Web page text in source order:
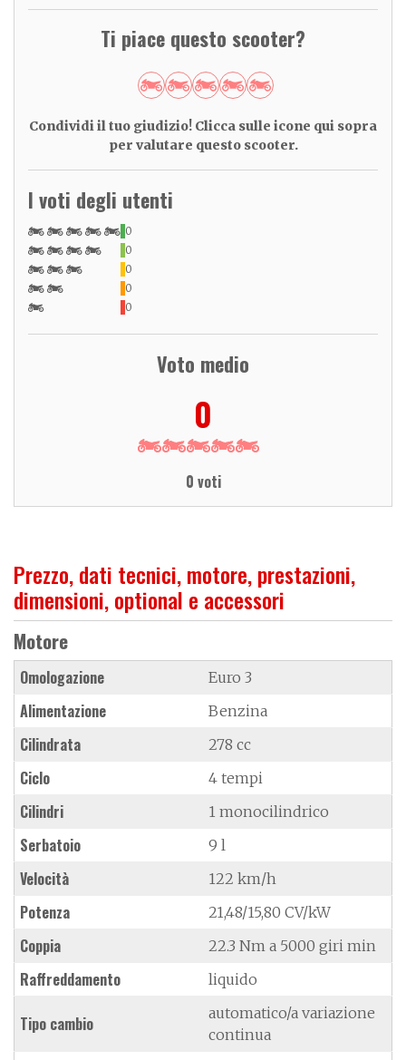
Ti piace questo scooter?
Condividi il tuo giudizio! Clicca sulle icone qui sopra
per valutare questo scooter.
I voti degli utenti
0
0
0
0
0
Voto medio
0
0 voti
Prezzo, dati tecnici, motore, prestazioni,
dimensioni, optional e accessori
Motore
Omologazione Euro 3
Alimentazione Benzina
Cilindrata 278 cc
Ciclo 4 tempi
Cilindri 1 monocilindrico
Serbatoio 9 l
Velocità 122 km/h
Potenza 21,48/15,80 CV/kW
Coppia 22.3 Nm a 5000 giri min
Raffreddamento liquido
Tipo cambio
automatico/a variazione
continua